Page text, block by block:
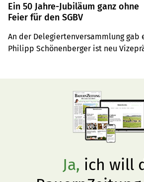
Ein 50 Jahre-Jubiläum ganz ohne
Feier für den SGBV
An der Delegiertenversammlung gab
Philipp Schönenberger ist neu
Ja, ich will